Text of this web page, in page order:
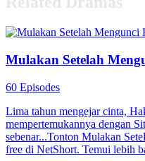
Mulakan Setelah
60 Episodes
Lima tahun mengejar cinta,
mempertemukannya dengan
sebenar...Tonton Mulakan
free di NetShort. Temui lebih